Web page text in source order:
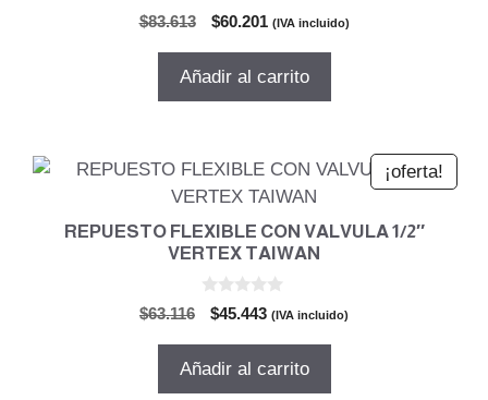
$83.613
El
original
$60.201 El
actual
(IVA incluido)
Añadir al carrito
¡oferta!
REPUESTO FLEXIBLE CON VALVULA 1/2″
VERTEX TAIWAN
$63.116
El
original
era:
$45.443El
actual
es:
(IVA incluido)
Añadir al carrito